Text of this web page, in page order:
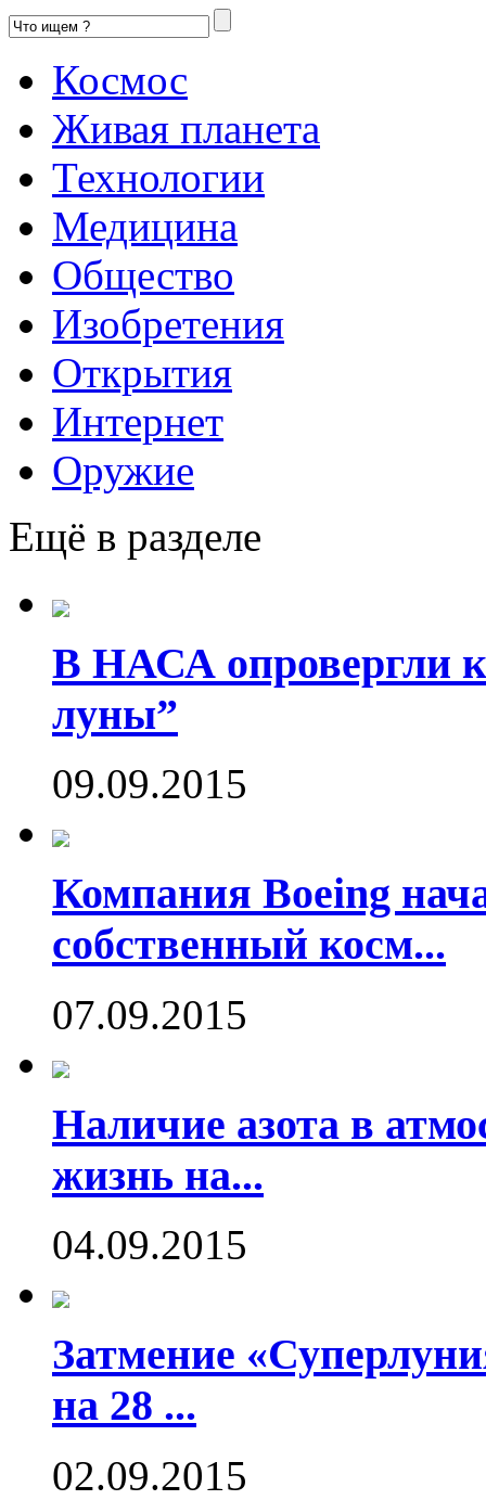
Космос
Живая планета
Технологии
Медицина
Общество
Изобретения
Открытия
Интернет
Оружие
Ещё в разделе
В НАСА опровергли
луны”
09.09.2015
Компания Boeing
собственный косм...
07.09.2015
Наличие азота в
жизнь на...
04.09.2015
Затмение
на 28 ...
02.09.2015